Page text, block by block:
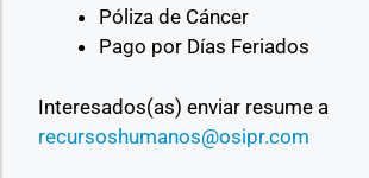
Póliza de Cáncer
Pago por Días Feriados
Interesados(as) enviar resume a
recursoshumanos@osipr.com